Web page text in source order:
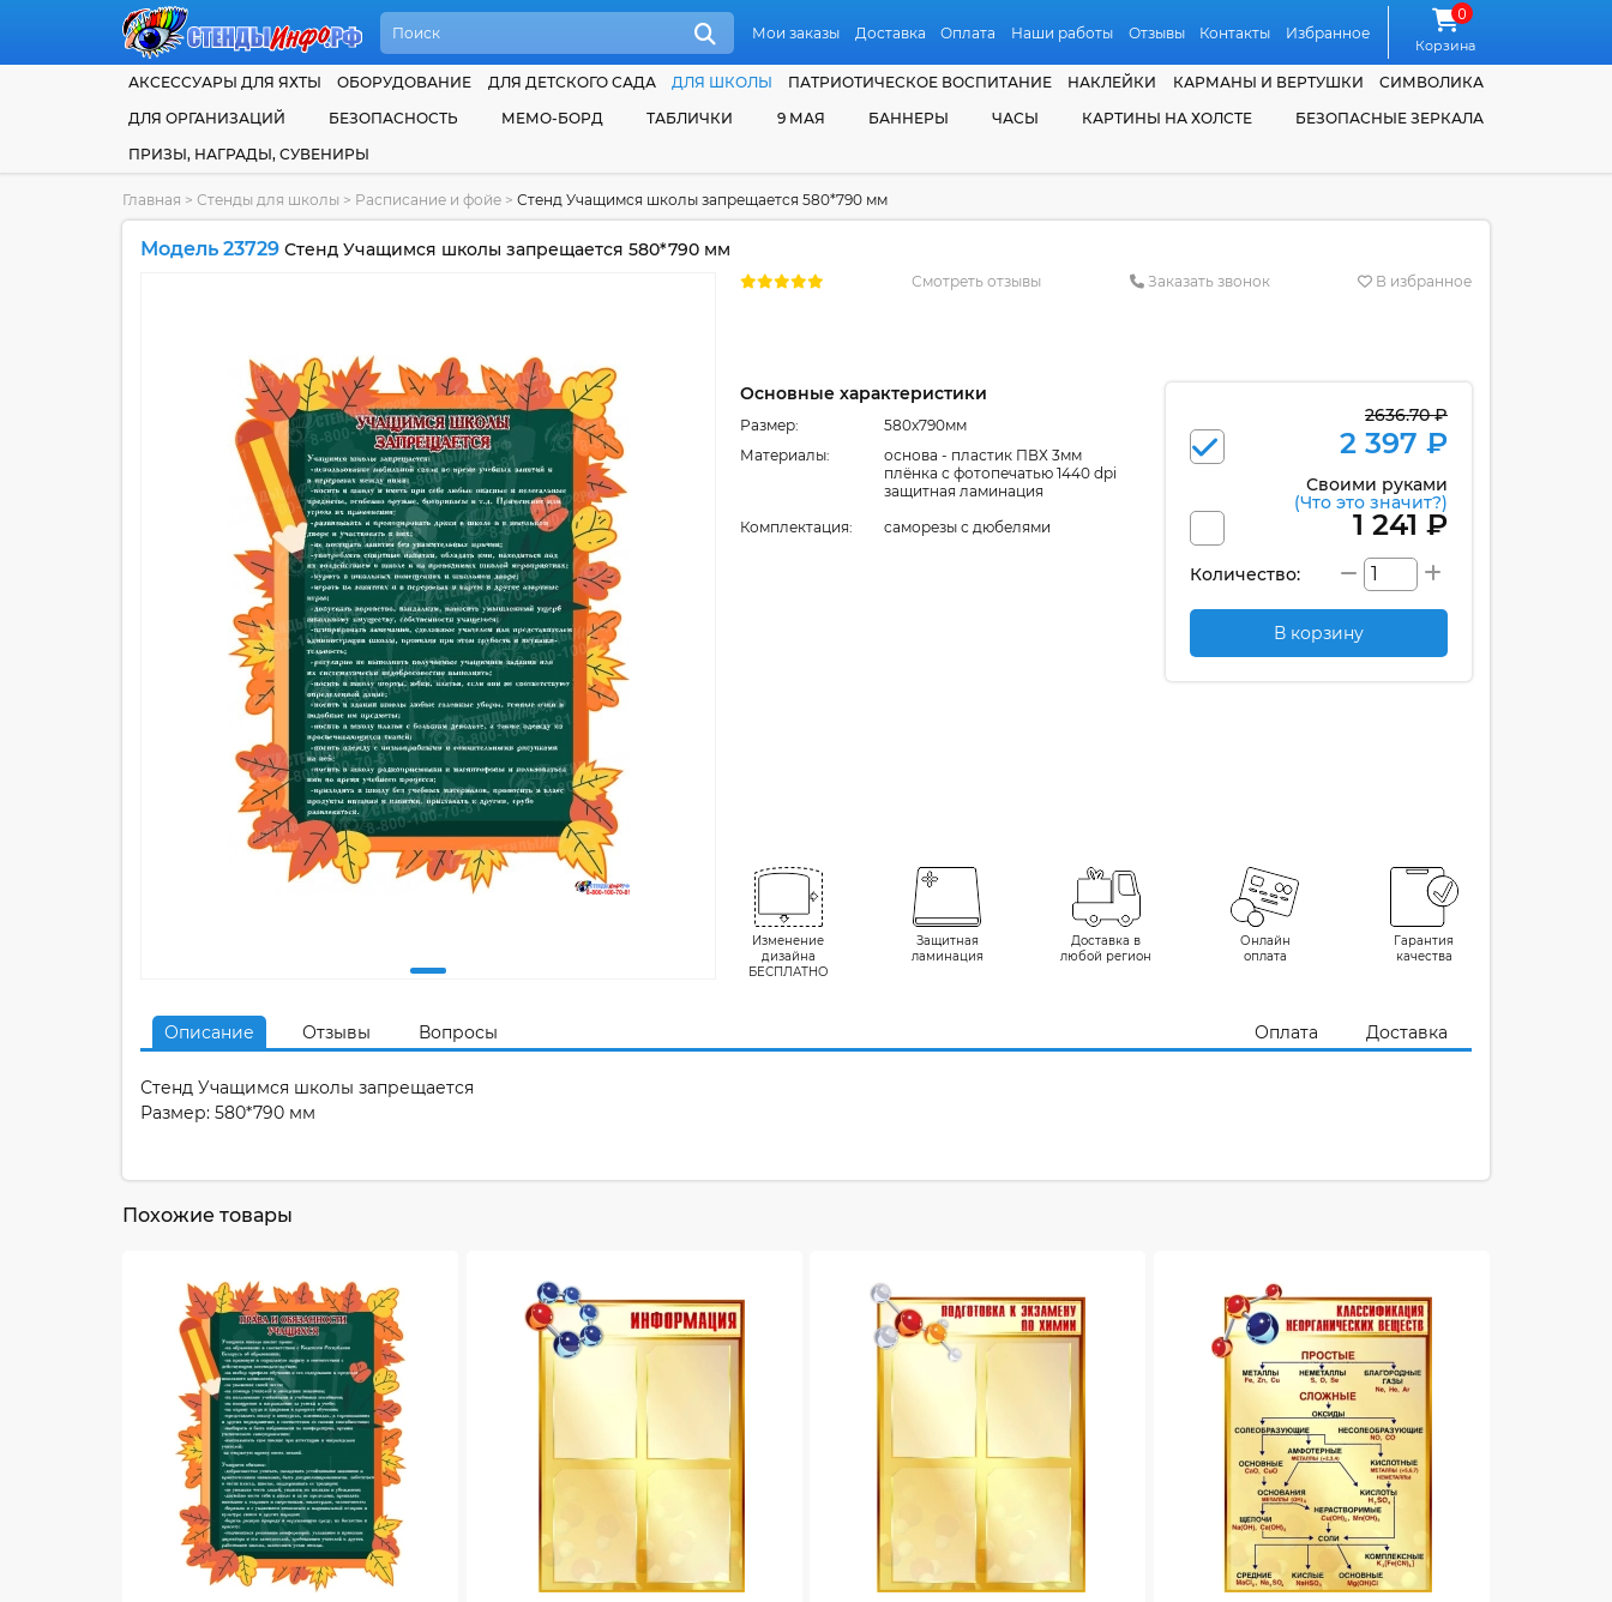
Мои заказы Доставка Оплата Наши работы Отзывы Контакты Избранное
0
Корзина
АКСЕССУАРЫ ДЛЯ ЯХТЫ ОБОРУДОВАНИЕ ДЛЯ ДЕТСКОГО САДА ДЛЯ ШКОЛЫ ПАТРИОТИЧЕСКОЕ ВОСПИТАНИЕ НАКЛЕЙКИ КАРМАНЫ И ВЕРТУШКИ
СИМВОЛИКА
ДЛЯ ОРГАНИЗАЦИЙ
БЕЗОПАСНОСТЬ МЕМО-БОРД ТАБЛИЧКИ 9 МАЯ БАННЕРЫ ЧАСЫ КАРТИНЫ НА ХОЛСТЕ
БЕЗОПАСНЫЕ ЗЕРКАЛА
ПРИЗЫ, НАГРАДЫ, СУВЕНИРЫ
Главная > Стенды для школы > Расписание и фойе > Стенд Учащимся школы запрещается 580*790 мм
Модель 23729 Стенд Учащимся школы запрещается 580*790 мм
Смотреть отзывы Заказать звонок В избранное
Основные характеристики
Размер:
580x790мм
Материалы:
основа - пластик ПВХ 3мм
плёнка с фотопечатью 1440 dpi
защитная ламинация
Комплектация:
cаморезы с дюбелями
2636.70 ₽
2 397 ₽
Своими руками
(Что это значит?)
1 241 ₽
Количество:
В корзину
Изменение
дизайна
БЕСПЛАТНО
Защитная
ламинация
Доставка в
любой регион
Онлайн
оплата
Гарантия
качества
Описание Отзывы Вопросы Оплата Доставка
Стенд Учащимся школы запрещается
Размер: 580*790 мм
Похожие товары